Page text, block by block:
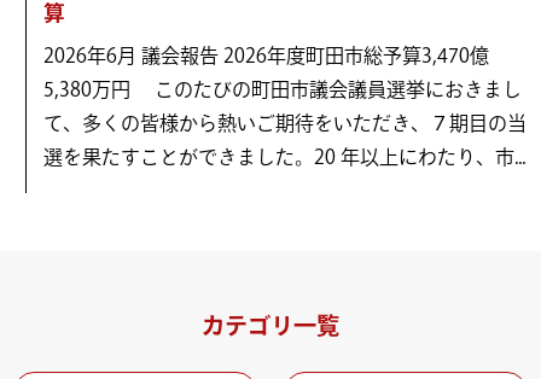
算
2026年6月 議会報告 2026年度町田市総予算3,470億
5,380万円 このたびの町田市議会議員選挙におきまし
て、多くの皆様から熱いご期待をいただき、７期目の当
選を果たすことができました。20 年以上にわたり、市...
カテゴリ一覧